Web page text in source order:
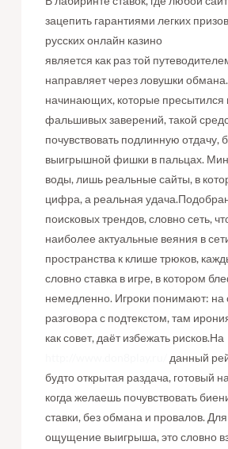
зацепить гарантиями легких
русских онлайн казино
является как раз той
направляет через ловушки
начинающих, которые пресытился
фальшивых заверений, такой
почувствовать подлинную отдачу,
выигрышной фишки в пальцах.
воды, лишь реальные сайты, в
цифра, а реальная
поисковых трендов, словно сеть,
наиболее актуальные веяния в
пространства к клише трюков,
словно ставка в игре, в котором
немедленно. Игроки понимают: на
разговора с подтекстом, там
как совет, даёт избежать рисков.На
данный
будто открытая раздача, готовый
когда желаешь почувствовать
ставки, без обмана и провалов. Для
ощущение выигрыша, это словно